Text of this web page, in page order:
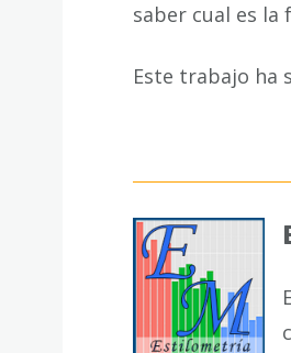
saber cual es
Este trabajo ha